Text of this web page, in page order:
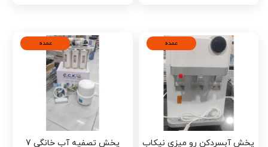
عمده
پخش آبسردکن رو میزی نیکاب
عمده
پخش تصفیه آب خانگی 7